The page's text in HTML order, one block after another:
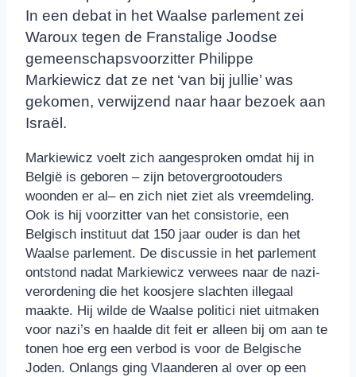
In een debat in het Waalse parlement zei
Waroux tegen de Franstalige Joodse
gemeenschapsvoorzitter Philippe
Markiewicz dat ze net ‘van bij jullie’ was
gekomen, verwijzend naar haar bezoek aan
Israël.
Markiewicz voelt zich aangesproken omdat hij in
België is geboren – zijn betovergrootouders
woonden er al– en zich niet ziet als vreemdeling.
Ook is hij voorzitter van het consistorie, een
Belgisch instituut dat 150 jaar ouder is dan het
Waalse parlement. De discussie in het parlement
ontstond nadat Markiewicz verwees naar de nazi-
verordening die het koosjere slachten illegaal
maakte. Hij wilde de Waalse politici niet uitmaken
voor nazi’s en haalde dit feit er alleen bij om aan te
tonen hoe erg een verbod is voor de Belgische
Joden. Onlangs ging Vlaanderen al over op een